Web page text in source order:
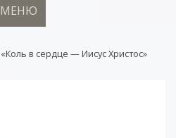
МЕНЮ
«Коль в сердце — Иисус Христос»